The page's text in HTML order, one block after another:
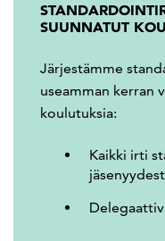
SUUNNATUT
Järjestämme
useamman kerran
koulutuksia:
Kaikki irti